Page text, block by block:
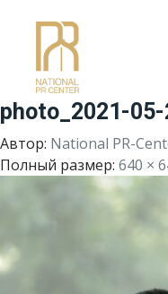
photo_2021-
Автор: National PR-
Полный размер: 640 ×